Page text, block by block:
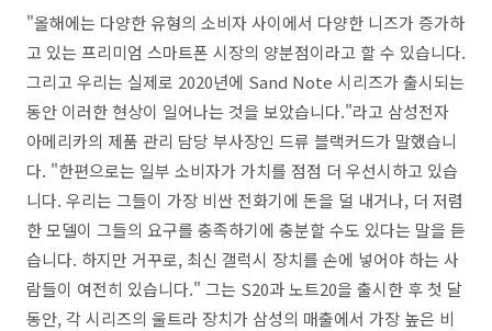
"올해에는 다양한 유형의 소비자 사이에서 다양한 니즈가 증가하
고 있는 프리미엄 스마트폰 시장의 양분점이라고 할 수 있습니다.
그리고 우리는 실제로 2020년에 Sand Note 시리즈가 출시되는
동안 이러한 현상이 일어나는 것을 보았습니다."라고 삼성전자
아메리카의 제품 관리 담당 부사장인 드류 블랙커드가 말했습니
다. "한편으로는 일부 소비자가 가치를 점점 더 우선시하고 있습
니다. 우리는 그들이 가장 비싼 전화기에 돈을 덜 내거나, 더 저렴
한 모델이 그들의 요구를 충족하기에 충분할 수도 있다는 말을 듣
습니다. 하지만 거꾸로, 최신 갤럭시 장치를 손에 넣어야 하는 사
람들이 여전히 있습니다." 그는 S20과 노트20을 출시한 후 첫 달
동안, 각 시리즈의 울트라 장치가 삼성의 매출에서 가장 높은 비